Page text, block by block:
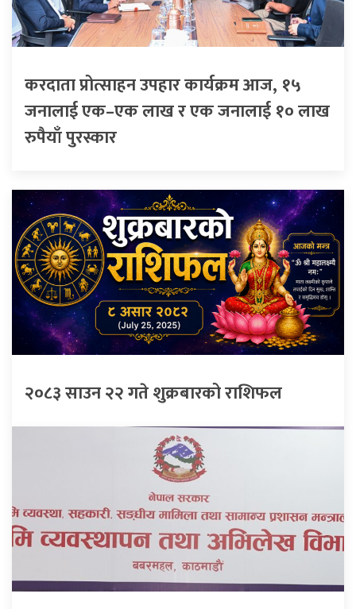
करदाता प्रोत्साहन उपहार कार्यक्रम आज, १५
जनालाई एक–एक लाख र एक जनालाई १० लाख
रुपैयाँ पुरस्कार
२०८३ साउन २२ गते शुक्रबारको राशिफल